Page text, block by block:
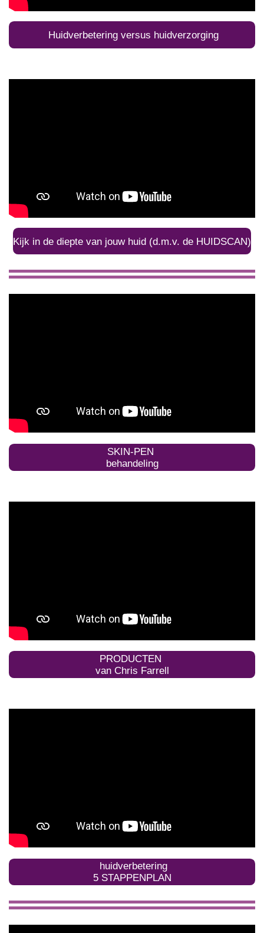
Huidverbetering versus huidverzorging
Kijk in de diepte van jouw huid (d.m.v. de HUIDSCAN)
SKIN-PEN
behandeling
PRODUCTEN
van Chris Farrell
huidverbetering
5 STAPPENPLAN